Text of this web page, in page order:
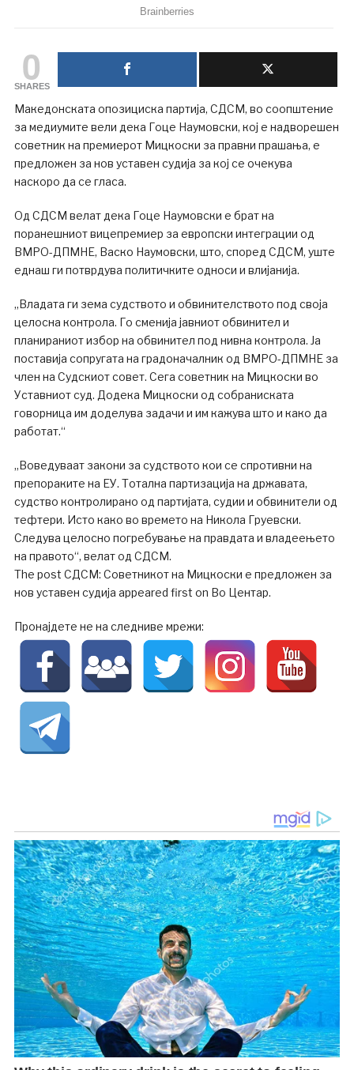
0
SHARES
Македонската опозициска партија, СДСМ, во соопштение
за медиумите вели дека Гоце Наумовски, кој е надворешен
советник на премиерот Мицкоски за правни прашања, е
предложен за нов уставен судија за кој се очекува
наскоро да се гласа.
Од СДСМ велат дека Гоце Наумовски е брат на
поранешниот вицепремиер за европски интеграции од
ВМРО-ДПМНЕ, Васко Наумовски, што, според СДСМ, уште
еднаш ги потврдува политичките односи и влијанија.
„Владата ги зема судството и обвинителството под своја
целосна контрола. Го сменија јавниот обвинител и
планираниот избор на обвинител под нивна контрола. Ја
поставија сопругата на градоначалник од ВМРО-ДПМНЕ за
член на Судскиот совет. Сега советник на Мицкоски во
Уставниот суд. Додека Мицкоски од собраниската
говорница им доделува задачи и им кажува што и како да
работат.“
„Воведуваат закони за судството кои се спротивни на
препораките на ЕУ. Тотална партизација на државата,
судство контролирано од партијата, судии и обвинители од
тефтери. Исто како во времето на Никола Груевски.
Следува целосно погребување на правдата и владеењето
на правото“, велат од СДСМ.
The post СДСМ: Советникот на Мицкоски е предложен за
нов уставен судија appeared first on Во Центар.
Пронајдете не на следниве мрежи: